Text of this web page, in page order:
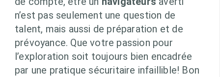
n’est pas seulement une question de
talent, mais aussi de préparation et de
prévoyance. Que votre passion pour
l’exploration soit toujours bien encadrée
par une pratique sécuritaire infaillible! Bon